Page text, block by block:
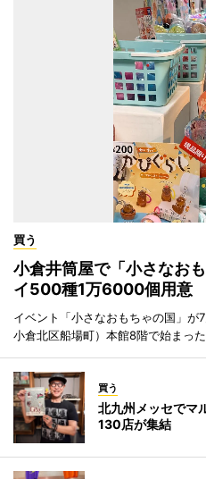
買う
小倉井筒屋で「小さなお
イ500種1万6000個用意
イベント「小さなおもちゃの国」
小倉北区船場町）本館8階で始まった
買う
北九州メッセで
130店が集結